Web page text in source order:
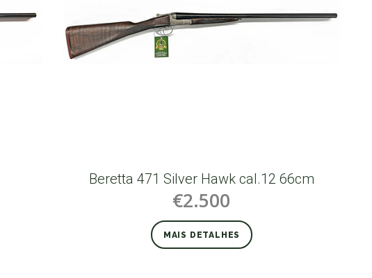
Beretta 471 Silver Hawk cal.12 66cm
€2.500
MAIS DETALHES